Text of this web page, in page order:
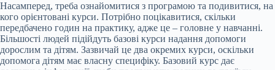
Насамперед, треба ознайомитися з програмою та подивитися, на
кого орієнтовані курси. Потрібно поцікавитися, скільки
передбачено годин на практику, адже це – головне у навчанні.
Більшості людей підійдуть базові курси надання допомоги
дорослим та дітям. Зазвичай це два окремих курси, оскільки
допомога дітям має власну специфіку. Базовий курс дає